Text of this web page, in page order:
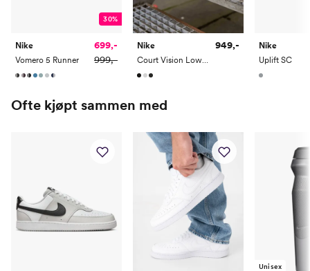
28 9 10
44.5 28.5
30%
Nike
Vomero 5 Runner
699,-
999,-
Nike
Court Vision Low Next Nature
949,-
Nike
Uplift SC
Ofte kjøpt sammen med
Unisex